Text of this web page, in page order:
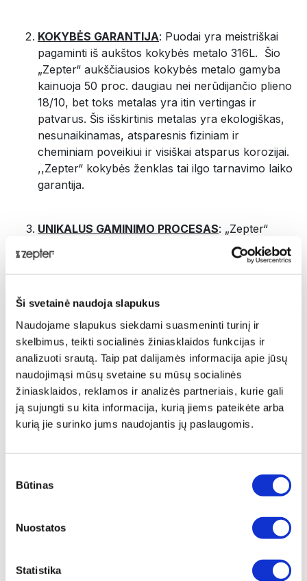
Ši svetainė naudoja slapukus
Naudojame slapukus siekdami suasmeninti turinį ir
skelbimus, teikti socialinės žiniasklaidos funkcijas ir
analizuoti srautą. Taip pat dalijamės informacija apie jūsų
naudojimąsi mūsų svetaine su mūsų socialinės
žiniasklaidos, reklamos ir analizės partneriais, kurie gali
ją sujungti su kita informacija, kurią jiems pateikėte arba
kurią jie surinko jums naudojantis jų paslaugomis.
pasirinkimas
Būtinas
Nuostatos
Statistika
KOKYBĖS GARANTIJA: Puodai yra meistriškai
pagaminti iš aukštos kokybės metalo 316L. Šio
„Zepter“ aukščiausios kokybės metalo gamyba
kainuoja 50 proc. daugiau nei nerūdijančio plieno
18/10, bet toks metalas yra itin vertingas ir
patvarus. Šis išskirtinis metalas yra ekologiškas,
nesunaikinamas, atsparesnis fiziniam ir
cheminiam poveikiui ir visiškai atsparus korozijai.
,,Zepter“ kokybės ženklas tai ilgo tarnavimo laiko
garantija.
UNIKALUS GAMINIMO PROCESAS: „Zepter“
uždaras ciklas yra procesas, per kurį iš maisto
produktų išsiskiriantys garai puode kyla aukštyn,
kur paprastai būna vėsiau nei puodo apačioje,
nusileidžia žemyn, ant maisto produktų. Šis
procesas be perstojo kartojasi, kol visiškai
pagaminate patiekalą. „Zepter“ uždaro ciklo
technologija užtikrina, kad visi maistingieji skysčiai
liks puodo viduje ir apsaugos maisto produktus,
nes juos virsite savo sultyse. „Zepter“ uždaro
ciklo technologija – tai tikrai sveikas patiekalų
gaminimo būdas, nenaudojant vandens ar riebalų,
Patentuotas „Zepter“ šilumą kaupiantis
yra pagrindinis „Zepter“ tinkamo sveikų patiekalų